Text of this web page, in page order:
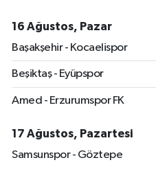
16 Ağustos, Pazar
Başakşehir - Kocaelispor
Beşiktaş - Eyüpspor
Amed - Erzurumspor FK
17 Ağustos, Pazartesi
Samsunspor - Göztepe